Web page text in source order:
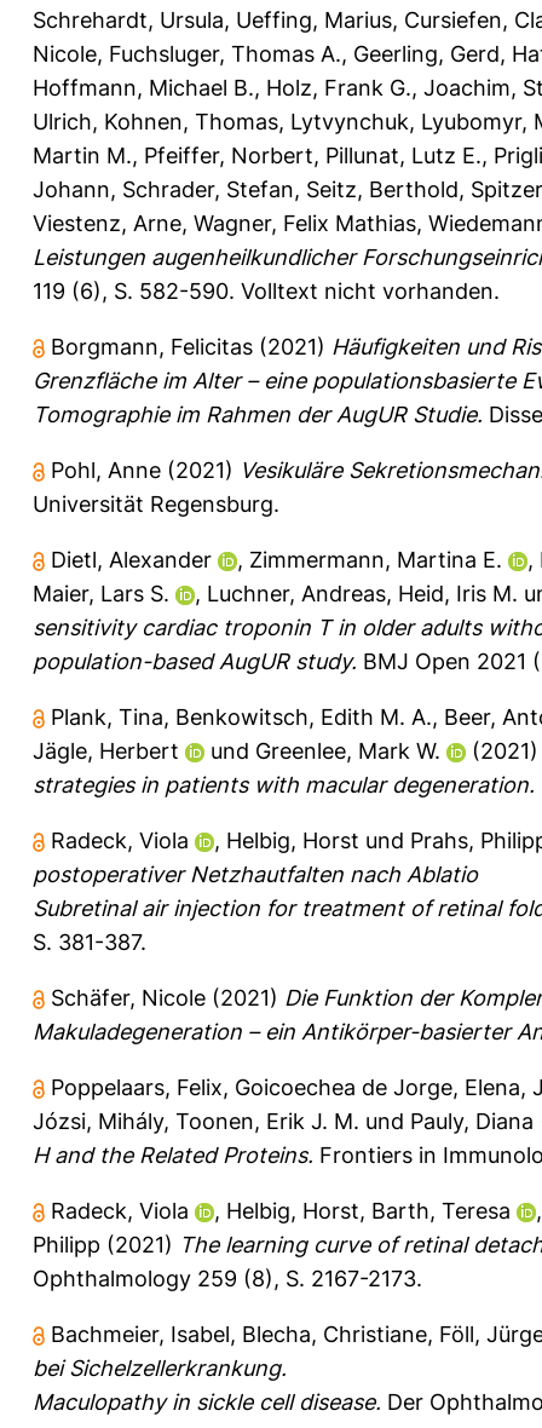
Schrehardt, Ursula, Ueffing, Marius, Cursiefen,
Nicole, Fuchsluger, Thomas A., Geerling, Gerd,
Hoffmann, Michael B., Holz, Frank G., Joachim,
Ulrich, Kohnen, Thomas, Lytvynchuk, Lyubomyr,
Martin M., Pfeiffer, Norbert, Pillunat, Lutz E.,
Johann, Schrader, Stefan, Seitz, Berthold,
Viestenz, Arne, Wagner, Felix Mathias,
Leistungen augenheilkundlicher
119 (6), S. 582-590. Volltext nicht vorhanden.
Borgmann, Felicitas (2021) Häufigkeiten und
Grenzfläche im Alter – eine populationsbasierte
Tomographie im Rahmen der AugUR Studie.
Pohl, Anne (2021) Vesikuläre
Universität Regensburg.
Dietl, Alexander , Zimmermann, Martina E. ,
Maier, Lars S.
, Luchner, Andreas, Heid, Iris M.
sensitivity cardiac troponin T in older adults
population-based AugUR study. BMJ Open 2021
Plank, Tina, Benkowitsch, Edith M. A., Beer,
Jägle, Herbert
und Greenlee, Mark W.
strategies in patients with macular degeneration.
Radeck, Viola , Helbig, Horst und Prahs,
postoperativer Netzhautfalten nach Ablatio
Subretinal air injection for treatment of retinal
S. 381-387.
Schäfer, Nicole (2021) Die Funktion der
Makuladegeneration – ein Antikörper-basierter
Poppelaars, Felix, Goicoechea de Jorge, Elena,
Józsi, Mihály, Toonen, Erik J. M. und Pauly, Diana
H and the Related Proteins. Frontiers in
Radeck, Viola , Helbig, Horst, Barth, Teresa
Philipp (2021) The learning curve of retinal
Ophthalmology 259 (8), S. 2167-2173.
Bachmeier, Isabel, Blecha, Christiane, Föll,
bei Sichelzellerkrankung.
Maculopathy in sickle cell disease. Der